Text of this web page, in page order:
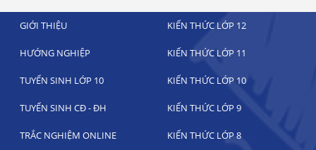
GIỚI THIỆU KIẾN THỨC LỚP 12
HƯỚNG NGHIỆP KIẾN THỨC LỚP 11
TUYỂN SINH LỚP 10 KIẾN THỨC LỚP 10
TUYỂN SINH CĐ - ĐH KIẾN THỨC LỚP 9
TRẮC NGHIỆM ONLINE KIẾN THỨC LỚP 8